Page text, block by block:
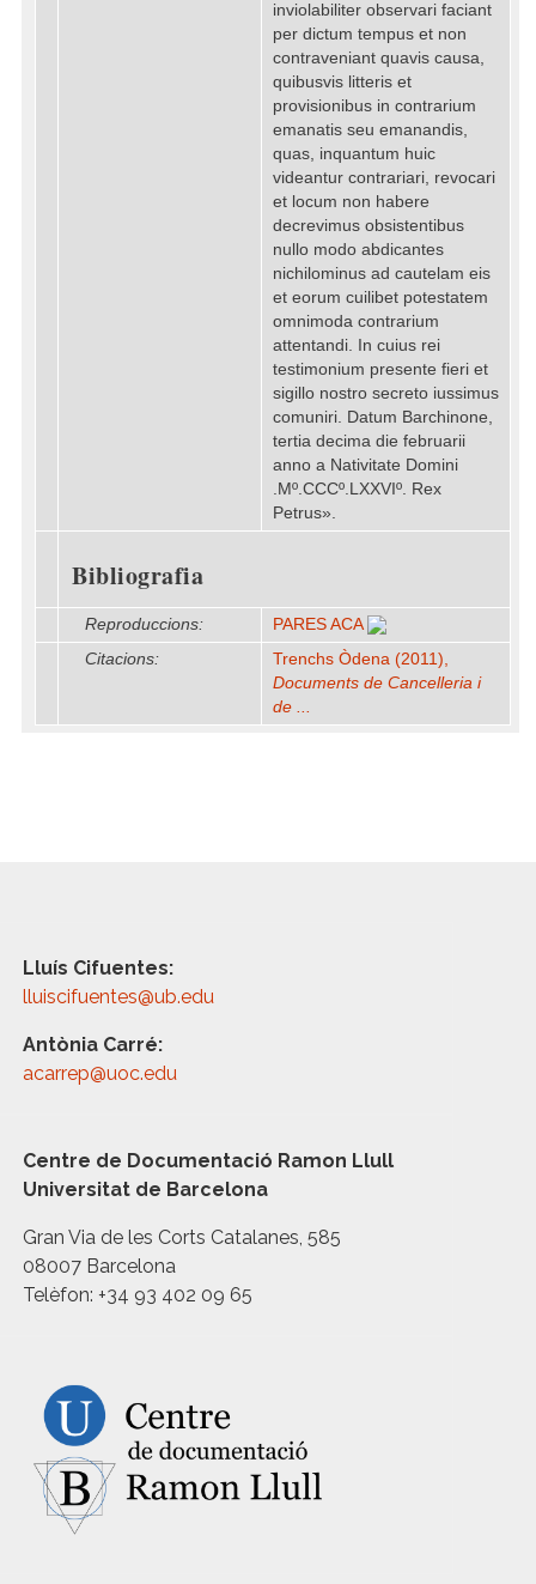
inviolabiliter observari faciant
per dictum tempus et non
contraveniant quavis causa,
quibusvis litteris et
provisionibus in contrarium
emanatis seu emanandis,
quas, inquantum huic
videantur contrariari, revocari
et locum non habere
decrevimus obsistentibus
nullo modo abdicantes
nichilominus ad cautelam eis
et eorum cuilibet potestatem
omnimoda contrarium
attentandi. In cuius rei
testimonium presente fieri et
sigillo nostro secreto iussimus
comuniri. Datum Barchinone,
tertia decima die februarii
anno a Nativitate Domini
.Mº.CCCº.LXXVIº. Rex
Petrus».
Bibliografia
Reproduccions:
PARES ACA
Citacions:
Trenchs Òdena (2011),
Documents de Cancelleria i
de ...
Lluís Cifuentes:
lluiscifuentes@ub.edu
Antònia Carré:
acarrep@uoc.edu
Centre de Documentació Ramon Llull
Universitat de Barcelona
Gran Via de les Corts Catalanes, 585
08007 Barcelona
Telèfon: +34 93 402 09 65